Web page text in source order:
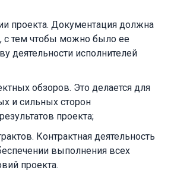
проекта. Документация должна
с тем чтобы можно было ее
деятельности исполнителей
обзоров. Это делается для
и сильных сторон
проекта;
Контрактная деятельность
выполнения всех
проекта.